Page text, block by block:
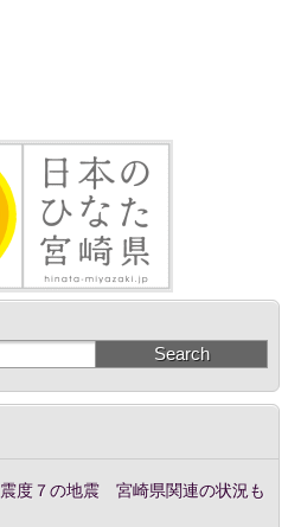
度７の地震 宮崎県関連の状況も